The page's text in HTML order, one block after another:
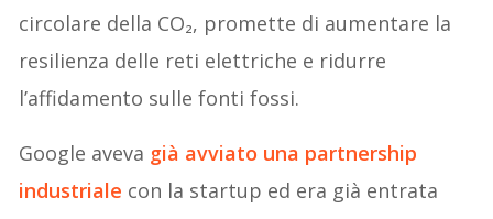
circolare della CO₂, promette di aumentare la
resilienza delle reti elettriche e ridurre
l’affidamento sulle fonti fossi.
Google aveva già avviato una partnership
industriale con la startup ed era già entrata